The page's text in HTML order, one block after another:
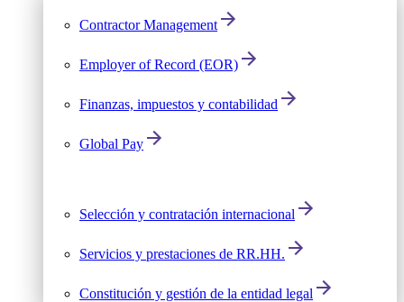
Contractor Management
Employer of Record (EOR)
Finanzas, impuestos y contabilidad
Global Pay
Selección y contratación internacional
Servicios y prestaciones de RR.HH.
Constitución y gestión de la entidad legal